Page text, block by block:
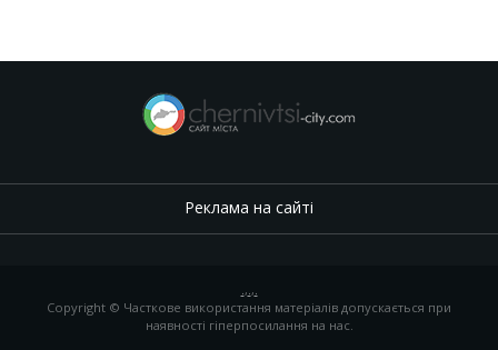
Реклама на сайті
, ,
Copyright © Часткове використання матеріалів допускається при
наявності гіперпосилання на нас.